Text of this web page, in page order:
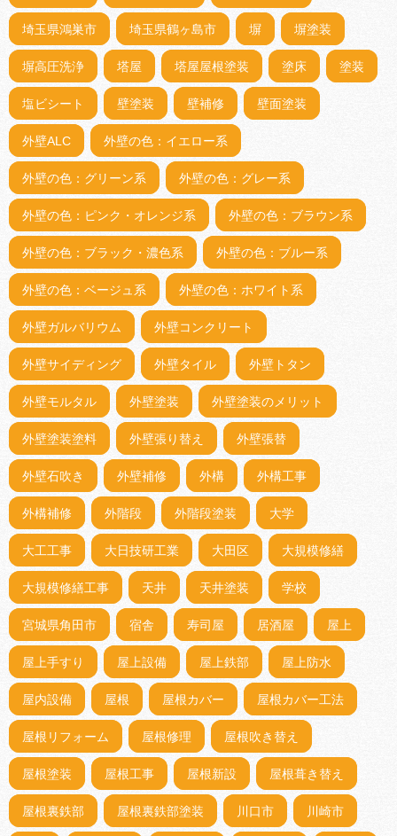
埼玉県鴻巣市 埼玉県鶴ヶ島市 塀 塀塗装
塀高圧洗浄 塔屋 塔屋屋根塗装 塗床 塗装
塩ビシート 壁塗装 壁補修 壁面塗装
外壁ALC 外壁の色：イエロー系
外壁の色：グリーン系 外壁の色：グレー系
外壁の色：ピンク・オレンジ系 外壁の色：ブラウン系
外壁の色：ブラック・濃色系 外壁の色：ブルー系
外壁の色：ベージュ系 外壁の色：ホワイト系
外壁ガルバリウム 外壁コンクリート
外壁サイディング 外壁タイル 外壁トタン
外壁モルタル 外壁塗装 外壁塗装のメリット
外壁塗装塗料 外壁張り替え 外壁張替
外壁石吹き 外壁補修 外構 外構工事
外構補修 外階段 外階段塗装 大学
大工工事 大日技研工業 大田区 大規模修繕
大規模修繕工事 天井 天井塗装 学校
宮城県角田市 宿舎 寿司屋 居酒屋 屋上
屋上手すり 屋上設備 屋上鉄部 屋上防水
屋内設備 屋根 屋根カバー 屋根カバー工法
屋根リフォーム 屋根修理 屋根吹き替え
屋根塗装 屋根工事 屋根新設 屋根葺き替え
屋根裏鉄部 屋根裏鉄部塗装 川口市 川崎市